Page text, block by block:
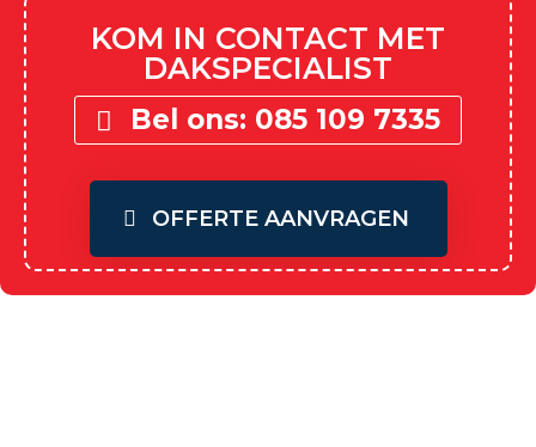
KOM IN CONTACT MET
DAKSPECIALIST
Bel ons: 085 109 7335
OFFERTE AANVRAGEN